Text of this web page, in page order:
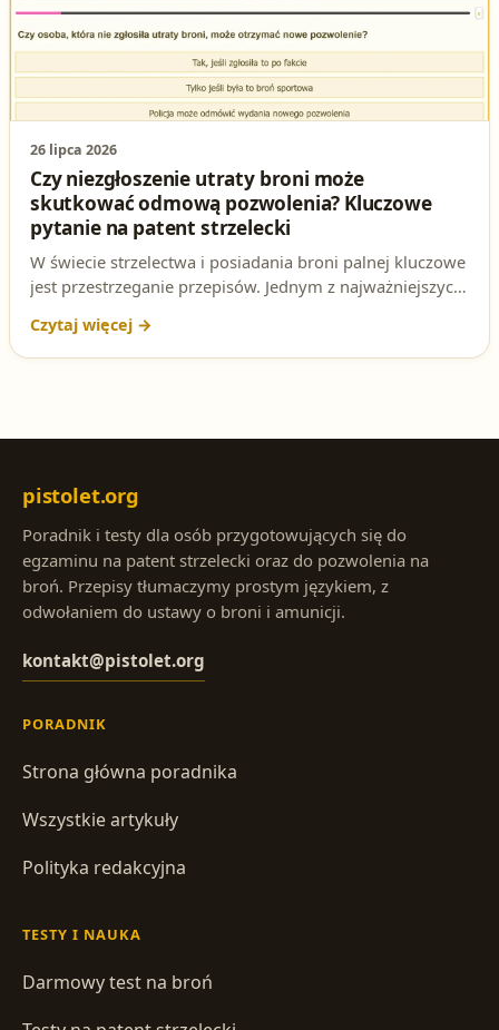
26 lipca 2026
Czy niezgłoszenie utraty broni może
skutkować odmową pozwolenia? Kluczowe
pytanie na patent strzelecki
W świecie strzelectwa i posiadania broni palnej kluczowe
jest przestrzeganie przepisów. Jednym z najważniejszych
osoba, która nie zgłosiła utraty broni, może otrzymać
nowe pozwolenie. W tym artykule rozbieramy to pytanie
poprawna? Sprawdź, zanim przystąpisz do egzaminu!
pistolet.org
Poradnik i testy dla osób przygotowujących się do
egzaminu na patent strzelecki oraz do pozwolenia na
broń. Przepisy tłumaczymy prostym językiem, z
odwołaniem do ustawy o broni i amunicji.
kontakt@pistolet.org
PORADNIK
Strona główna poradnika
Wszystkie artykuły
Polityka redakcyjna
TESTY I NAUKA
Darmowy test na broń